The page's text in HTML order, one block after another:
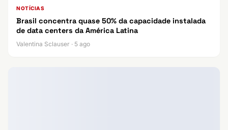
NOTÍCIAS
Brasil concentra quase 50% da capacidade instalada
de data centers da América Latina
Valentina Sclauser · 5 ago